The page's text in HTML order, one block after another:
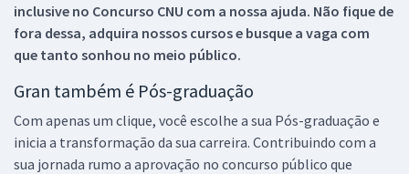
inclusive no Concurso CNU com a nossa ajuda. Não fique de
fora dessa, adquira nossos cursos e busque a vaga com
que tanto sonhou no meio público.
Gran também é Pós-graduação
Com apenas um clique, você escolhe a sua Pós-graduação e
inicia a transformação da sua carreira. Contribuindo com a
sua jornada rumo a aprovação no concurso público que